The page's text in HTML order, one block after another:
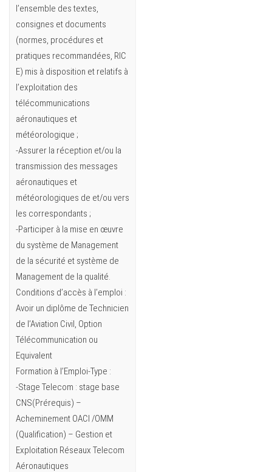
l’ensemble des textes,
consignes et documents
(normes, procédures et
pratiques recommandées, RIC
E) mis à disposition et relatifs à
l’exploitation des
télécommunications
aéronautiques et
météorologique ;
-Assurer la réception et/ou la
transmission des messages
aéronautiques et
météorologiques de et/ou vers
les correspondants ;
-Participer à la mise en œuvre
du système de Management
de la sécurité et système de
Management de la qualité.
Conditions d’accès à l’emploi :
Avoir un diplôme de Technicien
de l’Aviation Civil, Option
Télécommunication ou
Equivalent
Formation à l’Emploi-Type :
-Stage Telecom : stage base
CNS(Prérequis) –
Acheminement OACI /OMM
(Qualification) – Gestion et
Exploitation Réseaux Telecom
Aéronautiques